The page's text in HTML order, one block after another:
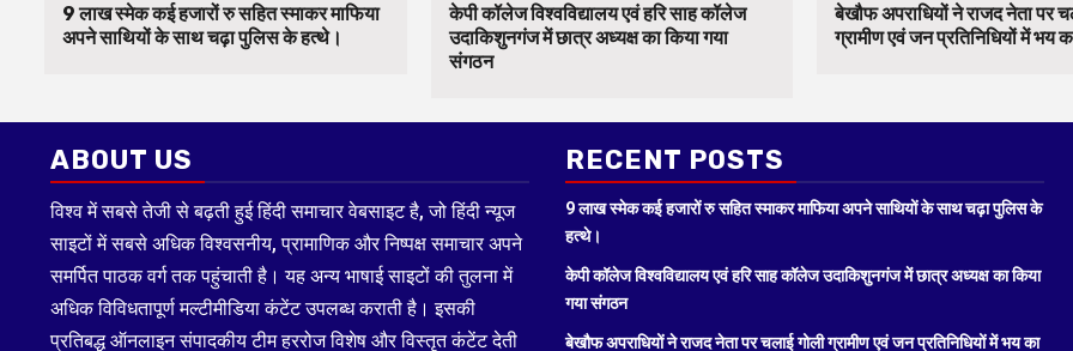
9 लाख स्मेक कई हजारों रु सहित स्माकर माफिया
अपने साथियों के साथ चढ़ा पुलिस के हत्थे।
केपी कॉलेज विश्वविद्यालय एवं हरि साह कॉलेज
उदाकिशुनगंज में छात्र अध्यक्ष का किया गया
संगठन
बेखौफ अपराधियों ने राजद नेता पर
ग्रामीण एवं जन प्रतिनिधियों में भय
ABOUT US
विश्व में सबसे तेजी से बढ़ती हुई हिंदी समाचार वेबसाइट है, जो हिंदी न्यूज
साइटों में सबसे अधिक विश्वसनीय, प्रामाणिक और निष्पक्ष समाचार अपने
समर्पित पाठक वर्ग तक पहुंचाती है। यह अन्य भाषाई साइटों की तुलना में
अधिक विविधतापूर्ण मल्टीमीडिया कंटेंट उपलब्ध कराती है। इसकी
प्रतिबद्ध ऑनलाइन संपादकीय टीम हररोज विशेष और विस्तृत कंटेंट देती
RECENT POSTS
9 लाख स्मेक कई हजारों रु सहित स्माकर माफिया अपने साथियों के साथ चढ़ा पुलिस के
हत्थे।
केपी कॉलेज विश्वविद्यालय एवं हरि साह कॉलेज उदाकिशुनगंज में छात्र अध्यक्ष का किया
गया संगठन
बेखौफ अपराधियों ने राजद नेता पर चलाई गोली ग्रामीण एवं जन प्रतिनिधियों में भय का